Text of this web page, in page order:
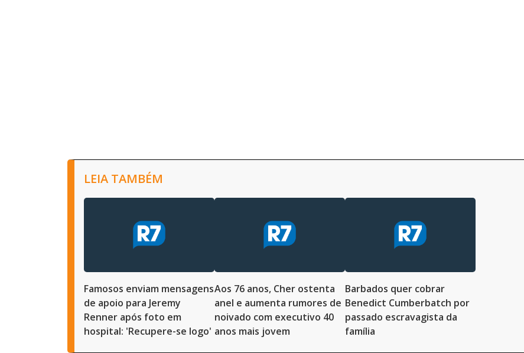
LEIA TAMBÉM
Famosos enviam mensagens
de apoio para Jeremy
Renner após foto em
hospital: 'Recupere-se logo'
Aos 76 anos, Cher ostenta
anel e aumenta rumores de
noivado com executivo 40
anos mais jovem
Barbados quer cobrar
Benedict Cumberbatch por
passado escravagista da
família